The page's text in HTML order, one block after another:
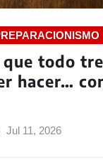
que todo
hacer…
Jul 11, 2026